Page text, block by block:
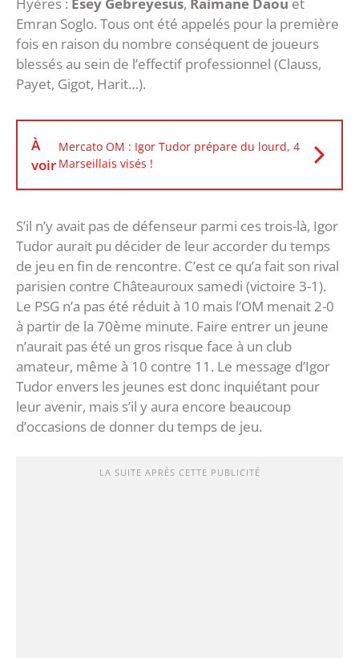
Emran Soglo. Tous ont été appelés pour la première
fois en raison du nombre conséquent de joueurs
blessés au sein de l’effectif professionnel (Clauss,
Payet, Gigot, Harit…).
À
voir
Mercato OM : Igor Tudor prépare du lourd, 4
Marseillais visés !
S’il n’y avait pas de défenseur parmi ces trois-là, Igor
Tudor aurait pu décider de leur accorder du temps
de jeu en fin de rencontre. C’est ce qu’a fait son rival
parisien contre Châteauroux samedi (victoire 3-1).
Le PSG n’a pas été réduit à 10 mais l’OM menait 2-0
à partir de la 70ème minute. Faire entrer un jeune
n’aurait pas été un gros risque face à un club
amateur, même à 10 contre 11. Le message d’Igor
Tudor envers les jeunes est donc inquiétant pour
leur avenir, mais s’il y aura encore beaucoup
d’occasions de donner du temps de jeu.
LA SUITE APRÈS CETTE PUBLICITÉ